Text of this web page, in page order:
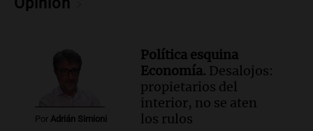
Audio.
Noticias
Episodios
Más de la mitad de la población
reza en la intimidad, según un informe
de la UBA
Por Adrián Simioni
Política esquina
Economía. Desalojos:
propietarios del
interior, no se aten
los rulos